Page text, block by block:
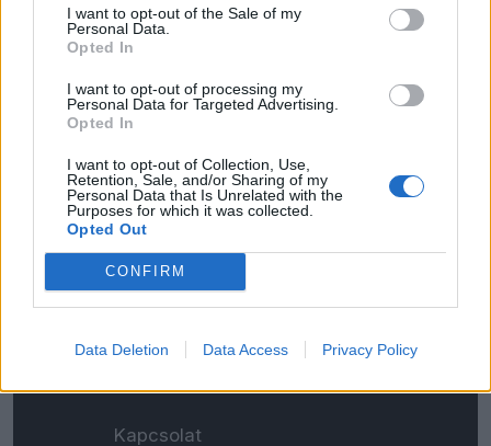
I want to opt-out of the Sale of my
Personal Data.
Opted In
I want to opt-out of processing my
Personal Data for Targeted Advertising.
Opted In
I want to opt-out of Collection, Use,
Retention, Sale, and/or Sharing of my
Personal Data that Is Unrelated with the
Purposes for which it was collected.
Opted Out
CONFIRM
Data Deletion Data Access Privacy Policy
árok betemetésére.
BALOGH GÁBOR 1
Aki az Úr jelét cipelte – búcsú Ferenc
pápától
Nem értettem egyet azokkal, akik minden
idők legnagyszerűbb pápájaként rajongtak
érte. Mégis, az életemben regnáló egyházfők
közül őt szerettem a legjobban.
Kapcsolat